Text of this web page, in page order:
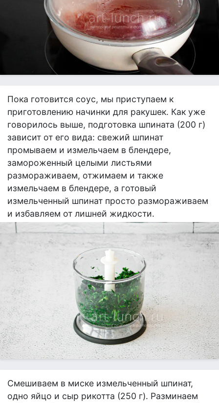
Пока готовится соус, мы приступаем к
приготовлению начинки для ракушек. Как уже
говорилось выше, подготовка шпината (200 г)
зависит от его вида: свежий шпинат
промываем и измельчаем в блендере,
замороженный целыми листьями
размораживаем, отжимаем и также
измельчаем в блендере, а готовый
измельченный шпинат просто размораживаем
и избавляем от лишней жидкости.
Смешиваем в миске измельченный шпинат,
одно яйцо и сыр рикотта (250 г). Разминаем